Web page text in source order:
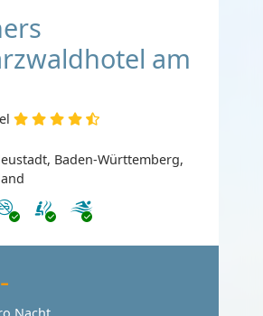
am
Baden-Württemberg,